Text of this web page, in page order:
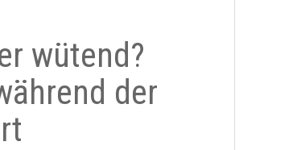
wütend?
der